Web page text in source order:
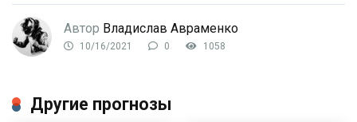
Автор Владислав Авраменко
10/16/2021 0 1058
Другие прогнозы